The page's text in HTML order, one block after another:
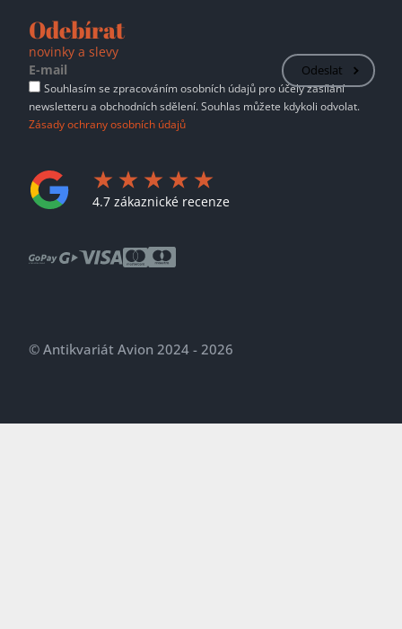
Odebírat
novinky a slevy
Odeslat
Souhlasím se zpracováním osobních údajů pro účely zasílání
newsletteru a obchodních sdělení. Souhlas můžete kdykoli odvolat.
Zásady ochrany osobních údajů
4.7 zákaznické recenze
© Antikvariát Avion 2024 - 2026